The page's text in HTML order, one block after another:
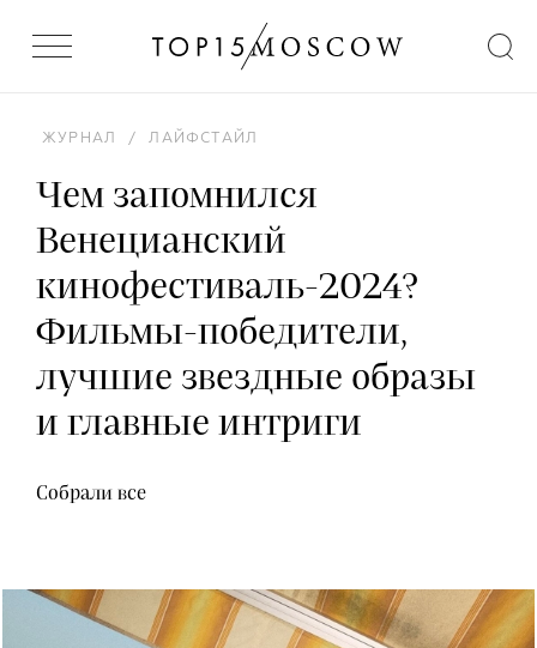
ЖУРНАЛ / ЛАЙФСТАЙЛ
Чем запомнился
Венецианский
кинофестиваль-2024?
Фильмы-победители,
лучшие звездные образы
и главные интриги
Собрали все